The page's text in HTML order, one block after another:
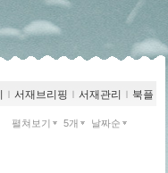
ｌ 서재브리핑 ｌ 서재관리 ｌ 북플
펼쳐보기 5개 날짜순